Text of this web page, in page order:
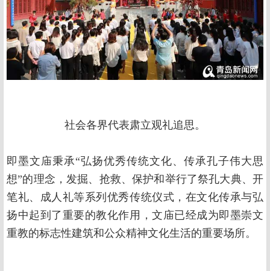
社会各界代表肃立观礼追思。
即墨文庙秉承“弘扬优秀传统文化、传承孔子伟大思
想”的理念，发掘、抢救、保护和举行了祭孔大典、开
笔礼、成人礼等系列优秀传统仪式，在文化传承与弘
扬中起到了重要的教化作用，文庙已经成为即墨崇文
重教的标志性建筑和公众精神文化生活的重要场所。